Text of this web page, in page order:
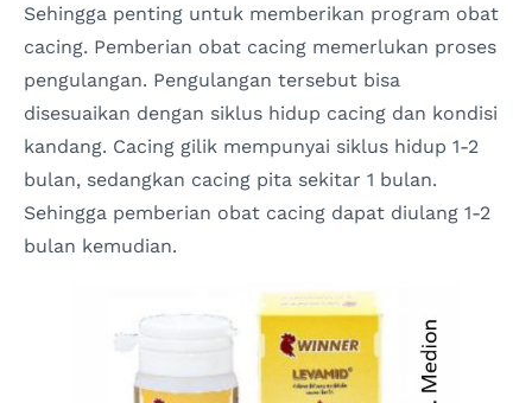
Sehingga penting untuk memberikan program obat
cacing. Pemberian obat cacing memerlukan proses
pengulangan. Pengulangan tersebut bisa
disesuaikan dengan siklus hidup cacing dan kondisi
kandang. Cacing gilik mempunyai siklus hidup 1-2
bulan, sedangkan cacing pita sekitar 1 bulan.
Sehingga pemberian obat cacing dapat diulang 1-2
bulan kemudian.